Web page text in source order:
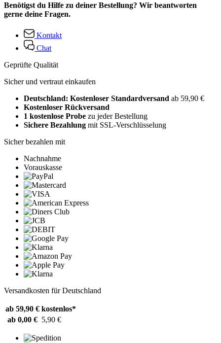
Benötigst du Hilfe zu deiner Bestellung? Wir beantworten
gerne deine Fragen.
Kontakt
Chat
Geprüfte Qualität
Sicher und vertraut einkaufen
Deutschland: Kostenloser Standardversand ab 59,90 €
Kostenloser Rückversand
1 kostenlose Probe zu jeder Bestellung
Sichere Bezahlung mit SSL-Verschlüsselung
Sicher bezahlen mit
Nachnahme
Vorauskasse
Versandkosten für Deutschland
ab 59,90 € kostenlos*
ab 0,00 € 5,90 €